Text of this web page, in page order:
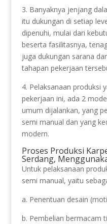
3. Banyaknya jenjang
itu dukungan di setiap
dipenuhi, mulai dari
beserta fasilitasnya,
juga dukungan sarana
tahapan pekerjaan
4. Pelaksanaan produksi
pekerjaan ini, ada 2
umum dijalankan, yang
semi manual dan yang
modern.
Proses Produksi
Serdang,
Untuk pelaksanaan
semi manual, yaitu
a. Penentuan desain
b. Pembelian bermacam